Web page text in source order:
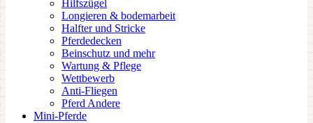
Hilfszügel
Longieren & bodemarbeit
Halfter und Stricke
Pferdedecken
Beinschutz und mehr
Wartung & Pflege
Wettbewerb
Anti-Fliegen
Pferd Andere
Mini-Pferde